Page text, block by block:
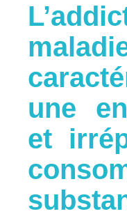
une
et